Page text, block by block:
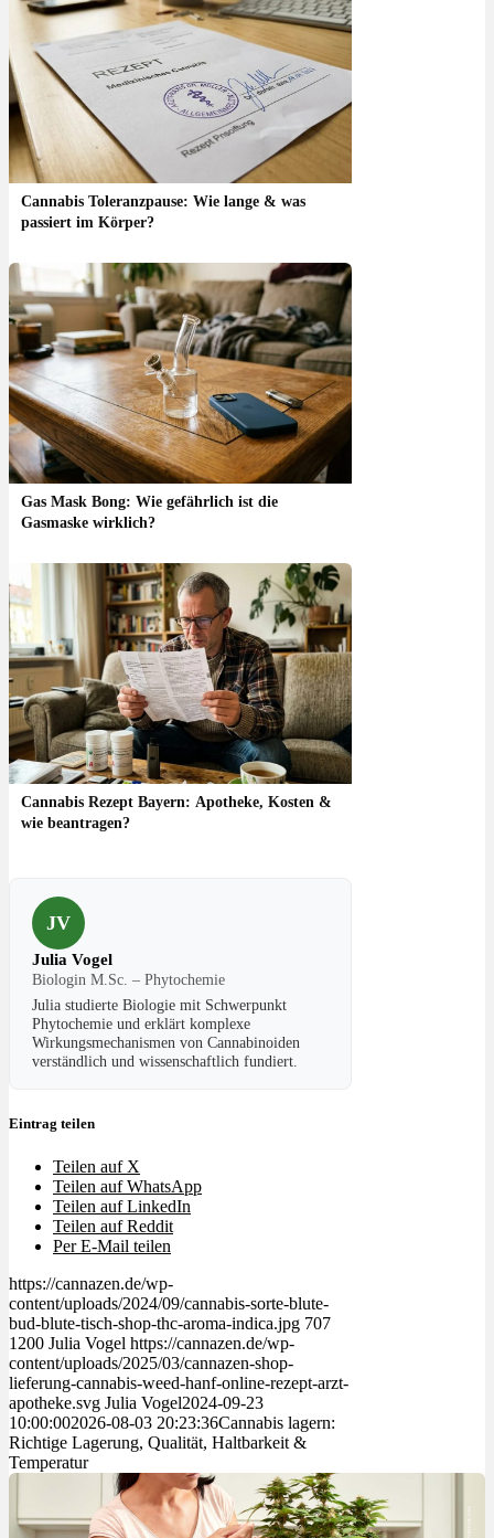
Cannabis Toleranzpause: Wie lange & was
passiert im Körper?
Gas Mask Bong: Wie gefährlich ist die
Gasmaske wirklich?
Cannabis Rezept Bayern: Apotheke, Kosten &
wie beantragen?
JV
Julia Vogel
Biologin M.Sc. – Phytochemie
Julia studierte Biologie mit Schwerpunkt
Phytochemie und erklärt komplexe
Wirkungsmechanismen von Cannabinoiden
verständlich und wissenschaftlich fundiert.
Eintrag teilen
Teilen auf X
Teilen auf WhatsApp
Teilen auf LinkedIn
Teilen auf Reddit
Per E-Mail teilen
https://cannazen.de/wp-
content/uploads/2024/09/cannabis-sorte-blute-
bud-blute-tisch-shop-thc-aroma-indica.jpg 707
1200 Julia Vogel https://cannazen.de/wp-
content/uploads/2025/03/cannazen-shop-
lieferung-cannabis-weed-hanf-online-rezept-arzt-
apotheke.svg Julia Vogel2024-09-23
10:00:002026-08-03 20:23:36Cannabis lagern:
Richtige Lagerung, Qualität, Haltbarkeit &
Temperatur